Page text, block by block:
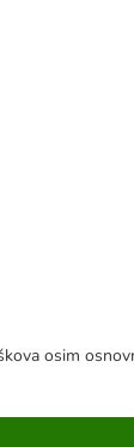
osim